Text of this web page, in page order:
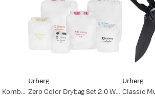
Tritan Bottle 1000 ml Kombu Green
Urberg
Zero Color Drybag Set 2.0 White
Urberg
Classic